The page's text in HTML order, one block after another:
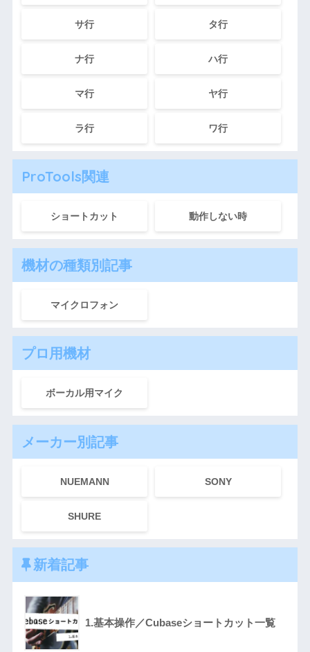
サ行 タ行
ナ行 ハ行
マ行 ヤ行
ラ行 ワ行
ProTools関連
ショートカット 動作しない時
機材の種類別記事
マイクロフォン
プロ用機材
ボーカル用マイク
メーカー別記事
NUEMANN SONY
SHURE
新着記事
1.基本操作／Cubaseショートカット一覧